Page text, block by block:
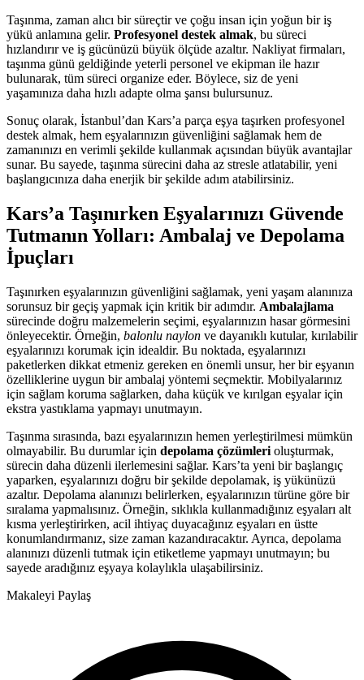
Taşınma, zaman alıcı bir süreçtir ve çoğu insan için yoğun bir iş
yükü anlamına gelir. Profesyonel destek almak, bu süreci
hızlandırır ve iş gücünüzü büyük ölçüde azaltır. Nakliyat firmaları,
taşınma günü geldiğinde yeterli personel ve ekipman ile hazır
bulunarak, tüm süreci organize eder. Böylece, siz de yeni
yaşamınıza daha hızlı adapte olma şansı bulursunuz.
Sonuç olarak, İstanbul’dan Kars’a parça eşya taşırken profesyonel
destek almak, hem eşyalarınızın güvenliğini sağlamak hem de
zamanınızı en verimli şekilde kullanmak açısından büyük avantajlar
sunar. Bu sayede, taşınma sürecini daha az stresle atlatabilir, yeni
başlangıcınıza daha enerjik bir şekilde adım atabilirsiniz.
Kars’a Taşınırken Eşyalarınızı Güvende
Tutmanın Yolları: Ambalaj ve Depolama
İpuçları
Taşınırken eşyalarınızın güvenliğini sağlamak, yeni yaşam alanınıza
sorunsuz bir geçiş yapmak için kritik bir adımdır. Ambalajlama
sürecinde doğru malzemelerin seçimi, eşyalarınızın hasar görmesini
önleyecektir. Örneğin, balonlu naylon ve dayanıklı kutular, kırılabilir
eşyalarınızı korumak için idealdir. Bu noktada, eşyalarınızı
paketlerken dikkat etmeniz gereken en önemli unsur, her bir eşyanın
özelliklerine uygun bir ambalaj yöntemi seçmektir. Mobilyalarınız
için sağlam koruma sağlarken, daha küçük ve kırılgan eşyalar için
ekstra yastıklama yapmayı unutmayın.
Taşınma sırasında, bazı eşyalarınızın hemen yerleştirilmesi mümkün
olmayabilir. Bu durumlar için depolama çözümleri oluşturmak,
sürecin daha düzenli ilerlemesini sağlar. Kars’ta yeni bir başlangıç
yaparken, eşyalarınızı doğru bir şekilde depolamak, iş yükünüzü
azaltır. Depolama alanınızı belirlerken, eşyalarınızın türüne göre bir
sıralama yapmalısınız. Örneğin, sıklıkla kullanmadığınız eşyaları alt
kısma yerleştirirken, acil ihtiyaç duyacağınız eşyaları en üstte
konumlandırmanız, size zaman kazandıracaktır. Ayrıca, depolama
alanınızı düzenli tutmak için etiketleme yapmayı unutmayın; bu
sayede aradığınız eşyaya kolaylıkla ulaşabilirsiniz.
Makaleyi Paylaş